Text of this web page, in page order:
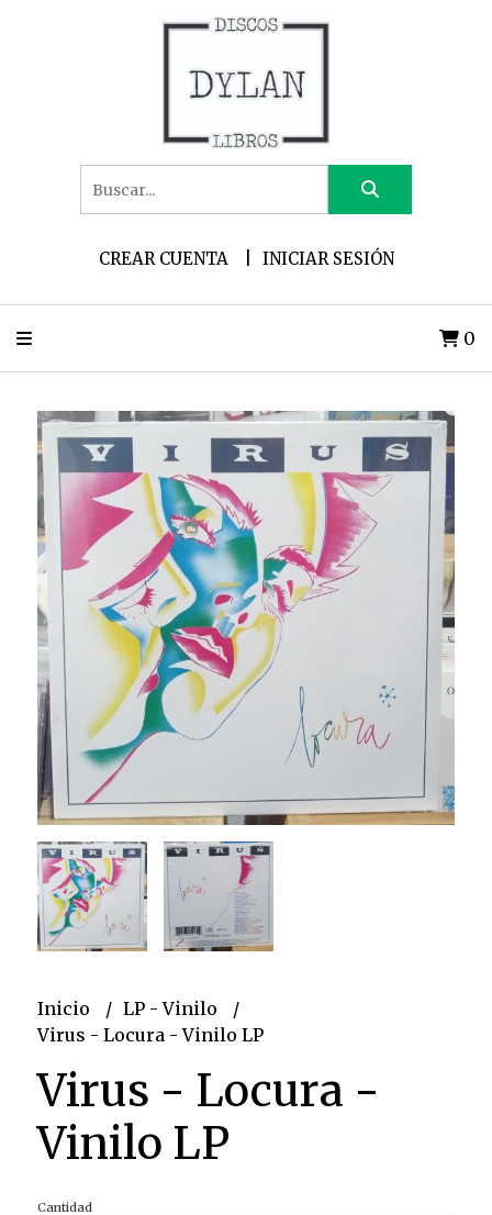
CREAR CUENTA INICIAR SESIÓN
0
Inicio
LP - Vinilo
Virus - Locura - Vinilo LP
Virus - Locura -
Vinilo LP
Cantidad